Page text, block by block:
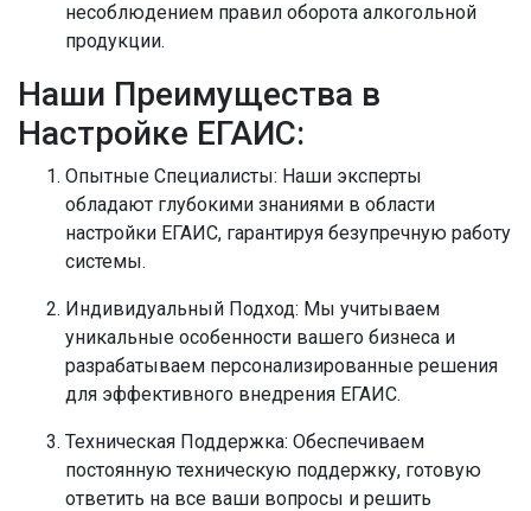
несоблюдением правил оборота алкогольной
продукции.
Наши Преимущества в
Настройке ЕГАИС:
Опытные Специалисты: Наши эксперты
обладают глубокими знаниями в области
настройки ЕГАИС, гарантируя безупречную работу
системы.
Индивидуальный Подход: Мы учитываем
уникальные особенности вашего бизнеса и
разрабатываем персонализированные решения
для эффективного внедрения ЕГАИС.
Техническая Поддержка: Обеспечиваем
постоянную техническую поддержку, готовую
ответить на все ваши вопросы и решить